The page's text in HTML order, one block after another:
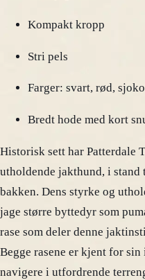
Kompakt kropp
Stri pels
Farger: svart, rød,
Bredt hode med kort
Historisk sett har Patterdale
utholdende jakthund, i stand
bakken. Dens styrke og
jage større byttedyr som
rase som deler denne
Begge rasene er kjent for
navigere i utfordrende